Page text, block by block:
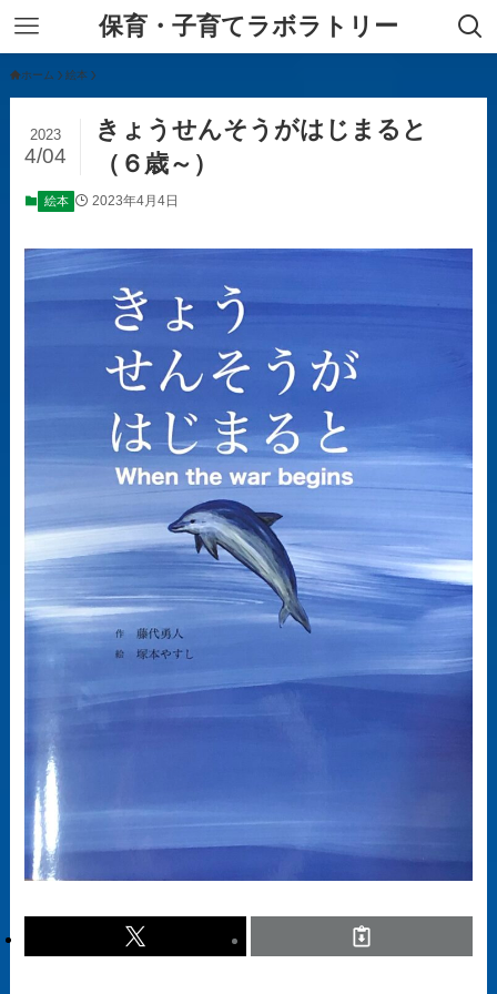
保育・子育てラボラトリー
ホーム 絵本
きょうせんそうがはじまると
（６歳～）
2023
4/04
絵本 2023年4月4日